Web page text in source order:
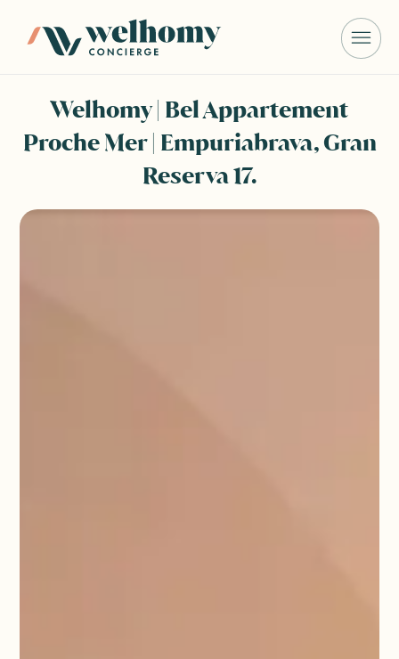
Welhomy | Bel Appartement
Proche Mer | Empuriabrava, Gran
Reserva 17.